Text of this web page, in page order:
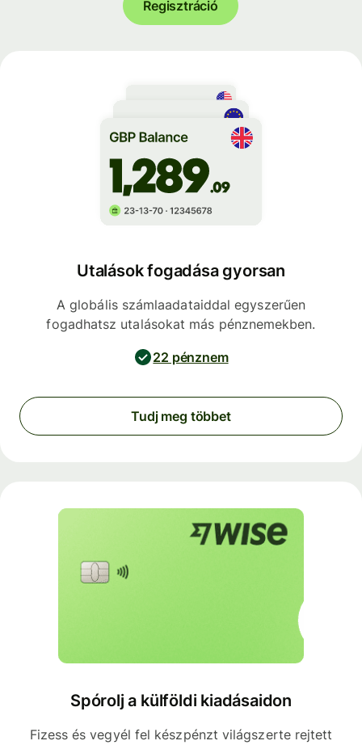
Regisztráció
Utalások fogadása gyorsan
A globális számlaadataiddal egyszerűen
fogadhatsz utalásokat más pénznemekben.
22 pénznem
Tudj meg többet
Spórolj a külföldi kiadásaidon
Fizess és vegyél fel készpénzt világszerte rejtett